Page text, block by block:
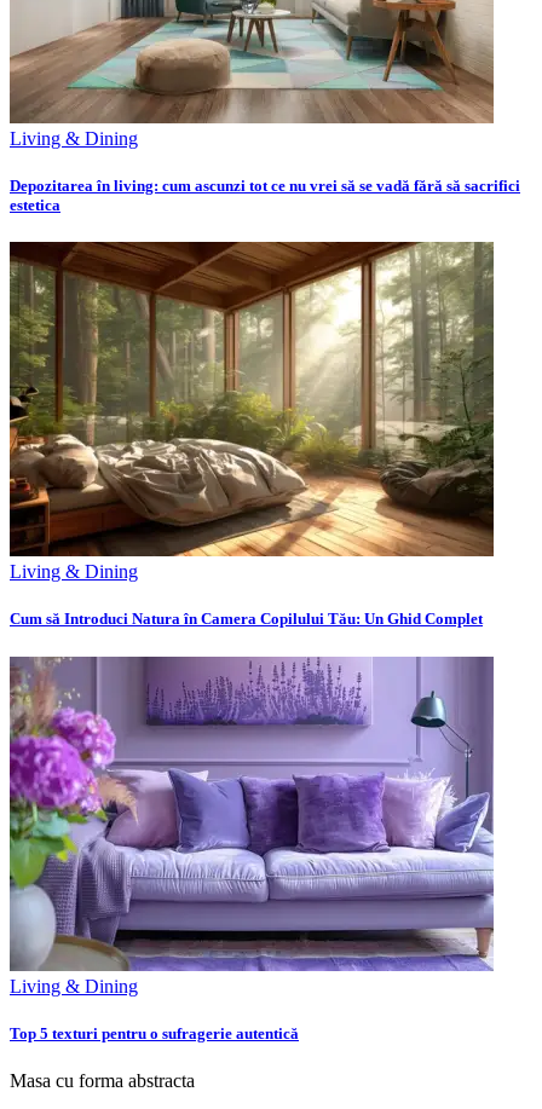
Living & Dining
Depozitarea în living: cum ascunzi tot ce nu vrei să se vadă fără să sacrifici
estetica
Living & Dining
Cum să Introduci Natura în Camera Copilului Tău: Un Ghid Complet
Living & Dining
Top 5 texturi pentru o sufragerie autentică
Masa cu forma abstracta